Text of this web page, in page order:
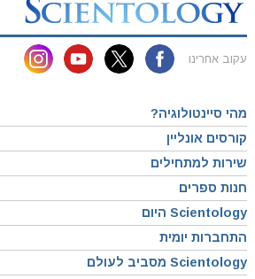
עקוב אחרינו
מהי סיינטולוגיה?
קורסים אונליין
שירות למתחילים
חנות ספרים
Scientology היום
התחברות יומית
Scientology מסביב לעולם